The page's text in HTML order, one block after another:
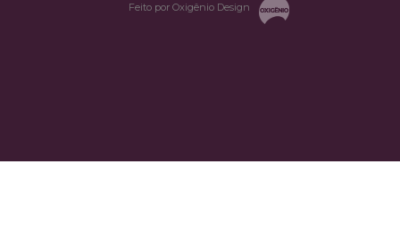
Feito por Oxigênio Design